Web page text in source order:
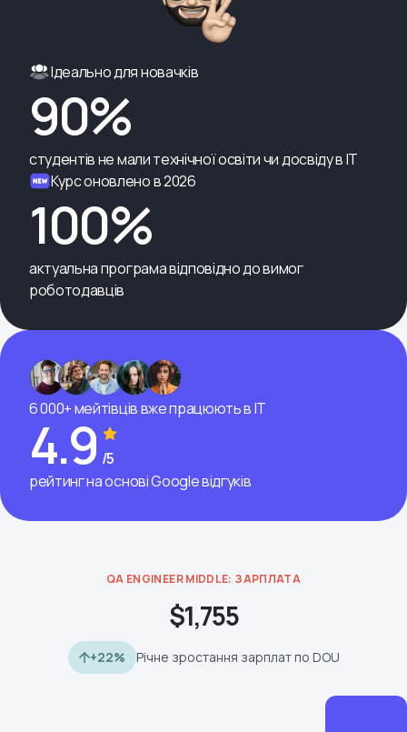
Ідеально для новачків
90%
студентів не мали технічної освіти чи досвіду в ІТ
Курс оновлено в 2026
100%
актуальна програма відповідно до вимог
роботодавців
6 000+ мейтівців вже працюють в ІТ
4.9 /5
рейтинг на основі Google відгуків
QA ENGINEER MIDDLE: ЗАРПЛАТА
$1,755
+22% Річне зростання зарплат по DOU